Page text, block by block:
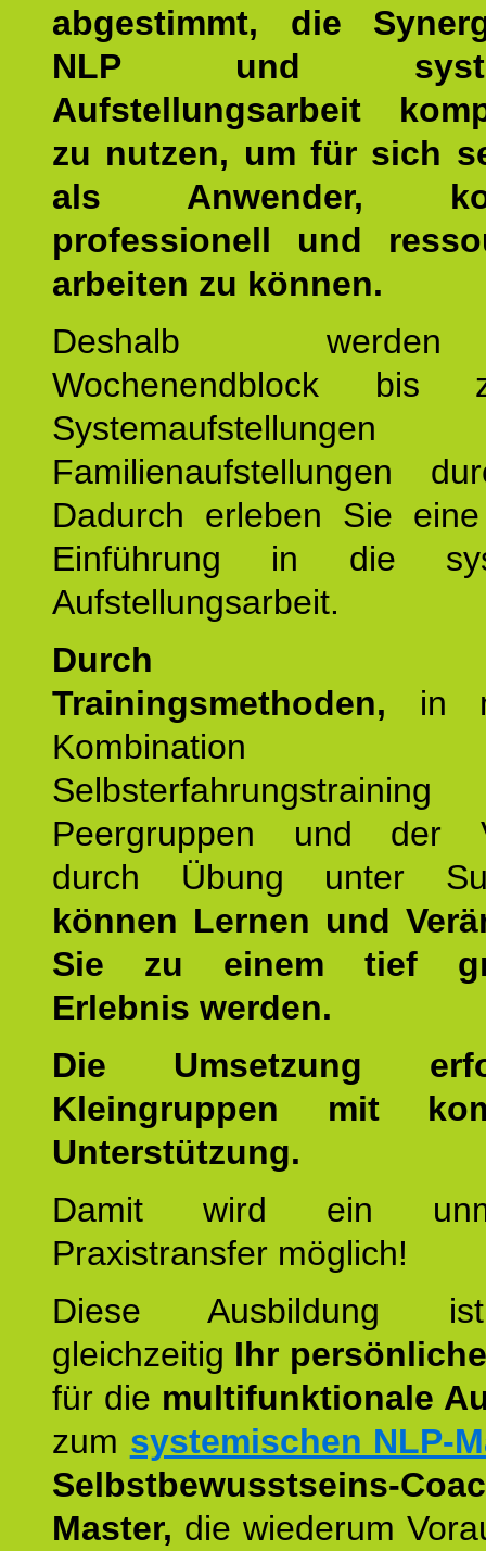
abgestimmt, die
NLP und
Aufstellungsarbeit
zu nutzen, um für sich
als Anwender,
professionell und
arbeiten zu können.
Deshalb
Wochenendblock bis
Familienaufstellungen
Dadurch erleben Sie
Einführung in die
Aufstellungsarbeit.
Durch
Trainingsmethoden, in
Peergruppen und der
durch Übung unter
können Lernen und
Sie zu einem tief
Erlebnis werden.
Die Umsetzung
Kleingruppen mit
Unterstützung.
Damit wird ein
Praxistransfer möglich!
Diese Ausbildung
gleichzeitig Ihr
für die multifunktionale
zum systemischen NLP-
Selbstbewusstseins-
Master, die wiederum